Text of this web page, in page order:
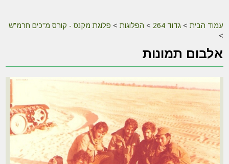
עמוד הבית >גדוד 264 > הפלוגות > פלוגת מקנס - קורס מ"כים חרמ"ש
>
אלבום תמונות